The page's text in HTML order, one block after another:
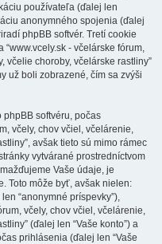
používateľa (ďalej len
anonymného spojenia (ďalej
phpBB softvér. Tretí cookie
- včelárske fórum,
včelie choroby, včelárske rastliny”
už boli zobrazené, čím sa zvýši
phpBB softvéru, počas
včely, chov včiel, včelárenie,
avšak tieto sú mimo rámec
vytvárané prostredníctvom
Vaše údaje, je
Toto môže byť, avšak nielen:
“anonymné príspevky”),
včely, chov včiel, včelárenie,
(ďalej len “Vaše konto”) a
prihlásenia (ďalej len “Vaše